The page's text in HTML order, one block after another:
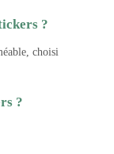
?
choisi
?